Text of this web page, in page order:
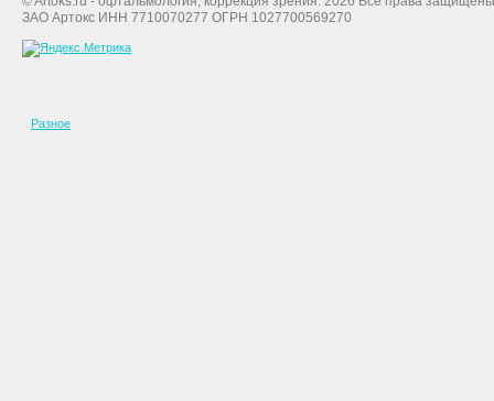
ЗАО Артокс ИНН 7710070277 ОГРН 1027700569270
Разное